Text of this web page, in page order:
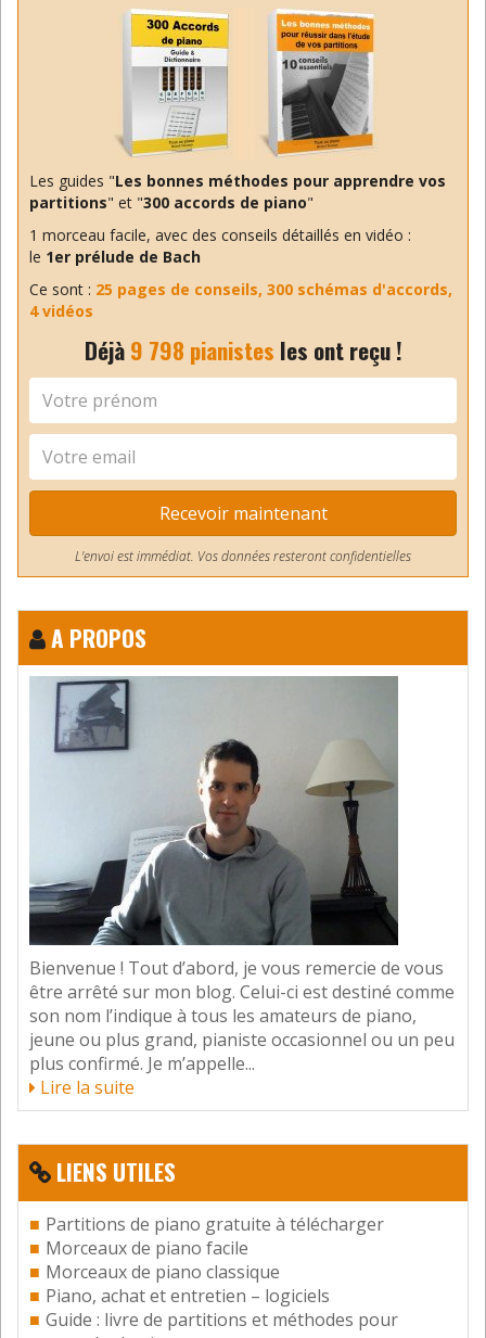
Répondre
csouko
18 février 2020
A part ça il n’y a aucun muscle
dans les doigts, juste des
tendons …alors se muscler les
doigts !!!
Répondre
Benoit
C’est vrai Csouko. Merci pour
la précision.
« renforcer », car il s’agit bien de rendre les
doigts plus toniques, vigoureux, et endurant à
l’effort.
Lemaire
Bonjour
douzièmes avec ses mains . Et
sa musique contient cet intervalle . Je viens de
regarder ça sur la toile . Sur ce site j’ai appris
ce que Frédéric Chopin pouvait faire .
Tophe
8 février 2015
À propos de Michel Petrucciani, il y a
erreur (sauf si on parle de lui
enfant), il suffit de le voir jouer sur
avaient une taille d’adulte « normal » (grandes par
rapport à son corps, certes !), et sa maladie lui
conférait des os très léger (facilitant le rebond et la
rapidité, hors norme pour le coup, dont il savait très
bien tirer parti) et un écart large, si je ne me trompe
pas on le voit plaquer ou arpéger des dixièmes sans
réclame pas mal), par contre il avait souvent des
fractures et il lui arrivait de continuer à jouer
apercevoir après… (voir le documentaire à son
sujet). Bien à vous.
Répondre
Les guides "Les bonnes méthodes pour apprendre vos
partitions" et "300 accords de piano"
1 morceau facile, avec des conseils détaillés en vidéo :
le 1er prélude de Bach
Ce sont : 25 pages de conseils, 300 schémas d'accords,
4 vidéos
Déjà9 798 pianistes les ont reçu !
Recevoir maintenant
L'envoi est immédiat. Vos données resteront confidentielles
A PROPOS
Bienvenue ! Tout d’abord, je vous remercie de vous
être arrêté sur mon blog. Celui-ci est destiné comme
son nom l’indique à tous les amateurs de piano,
jeune ou plus grand, pianiste occasionnel ou un peu
plus confirmé. Je m’appelle...
Lire la suite
LIENS UTILES
Partitions de piano gratuite à télécharger
Morceaux de piano facile
Morceaux de piano classique
Piano, achat et entretien – logiciels
Guide : livre de partitions et méthodes pour